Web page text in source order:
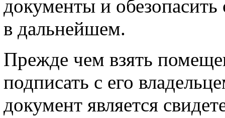
документы и
в дальнейшем.
Прежде чем взять
подписать с его
документ является